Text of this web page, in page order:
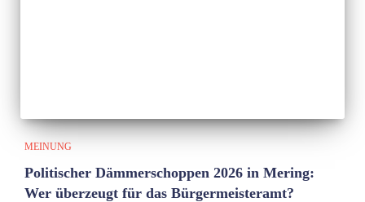
MEINUNG
Politischer Dämmerschoppen 2026 in Mering:
Wer überzeugt für das Bürgermeisteramt?